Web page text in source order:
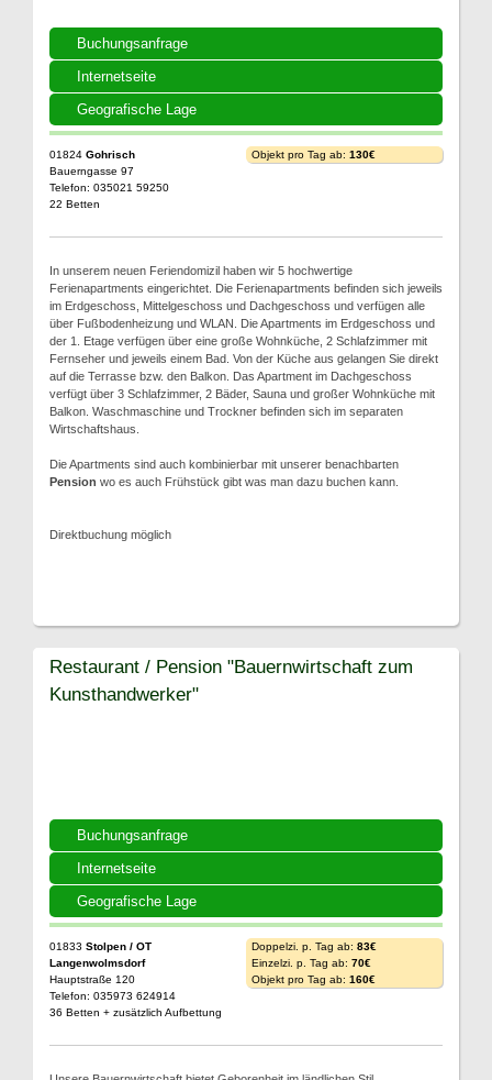
Buchungsanfrage
Internetseite
Geografische Lage
01824 Gohrisch
Bauerngasse 97
Telefon: 035021 59250
22 Betten
Objekt pro Tag ab: 130€
In unserem neuen Feriendomizil haben wir 5 hochwertige
Ferienapartments eingerichtet. Die Ferienapartments befinden sich jeweils
im Erdgeschoss, Mittelgeschoss und Dachgeschoss und verfügen alle
über Fußbodenheizung und WLAN. Die Apartments im Erdgeschoss und
der 1. Etage verfügen über eine große Wohnküche, 2 Schlafzimmer mit
Fernseher und jeweils einem Bad. Von der Küche aus gelangen Sie direkt
auf die Terrasse bzw. den Balkon. Das Apartment im Dachgeschoss
verfügt über 3 Schlafzimmer, 2 Bäder, Sauna und großer Wohnküche mit
Balkon. Waschmaschine und Trockner befinden sich im separaten
Wirtschaftshaus.
Die Apartments sind auch kombinierbar mit unserer benachbarten
Pension wo es auch Frühstück gibt was man dazu buchen kann.
Direktbuchung möglich
Buchungsanfrage
Internetseite
Geografische Lage
Restaurant / Pension "Bauernwirtschaft zum
Kunsthandwerker"
01833 Stolpen / OT
Langenwolmsdorf
Hauptstraße 120
Telefon: 035973 624914
36 Betten + zusätzlich Aufbettung
Doppelzi. p. Tag ab: 83€
Einzelzi. p. Tag ab: 70€
Objekt pro Tag ab: 160€